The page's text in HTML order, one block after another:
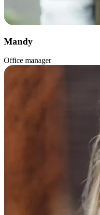
Mandy
Office manager